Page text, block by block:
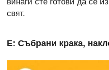
винаги сте готови да се
свят.
Е: Събрани крака,